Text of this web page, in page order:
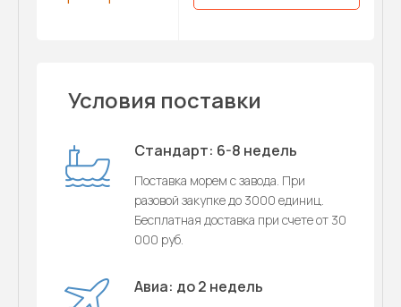
Условия поставки
Стандарт: 6-8 недель
Поставка морем с завода. При
разовой закупке до 3000 единиц.
Бесплатная доставка при счете от 30
000 руб.
Авиа: до 2 недель